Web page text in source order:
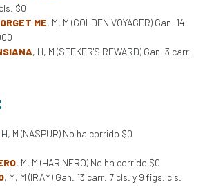
$0
ME, M, M (GOLDEN VOYAGER) Gan. 14
, H, M (SEEKER'S REWARD) Gan. 3 carr.
H, M (NASPUR) No ha corrido $0
, M, M (HARINERO) No ha corrido $0
, M, M (IRAM) Gan. 13 carr. 7 cls. y 9 figs. cls.